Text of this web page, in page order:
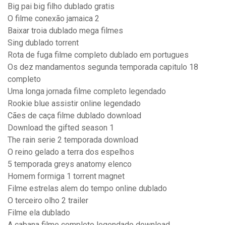
Big pai big filho dublado gratis
O filme conexão jamaica 2
Baixar troia dublado mega filmes
Sing dublado torrent
Rota de fuga filme completo dublado em portugues
Os dez mandamentos segunda temporada capitulo 18
completo
Uma longa jornada filme completo legendado
Rookie blue assistir online legendado
Cães de caça filme dublado download
Download the gifted season 1
The rain serie 2 temporada download
O reino gelado a terra dos espelhos
5 temporada greys anatomy elenco
Homem formiga 1 torrent magnet
Filme estrelas alem do tempo online dublado
O terceiro olho 2 trailer
Filme ela dublado